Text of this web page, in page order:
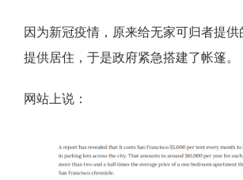
因为新冠疫情，原来给无家可归者提
提供居住，于是政府紧急搭建了帐篷。
网站上说：